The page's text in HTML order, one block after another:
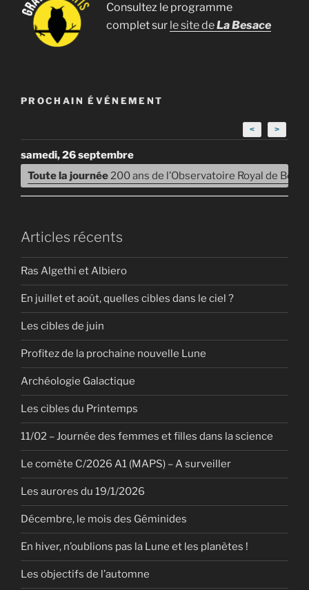
Consultez le programme
complet sur le site deLa Besace
PROCHAIN ÉVÉNEMENT
< >
samedi, 26 septembre
Toute la journée200 ans de l’Observatoire Royal de
Articles récents
Ras Algethi et Albiero
En juillet et août, quelles cibles dans le ciel ?
Les cibles de juin
Profitez de la prochaine nouvelle Lune
Archéologie Galactique
Les cibles du Printemps
11/02 – Journée des femmes et filles dans la science
Le comète C/2026 A1 (MAPS) – A surveiller
Les aurores du 19/1/2026
Décembre, le mois des Géminides
En hiver, n’oublions pas la Lune et les planètes !
Les objectifs de l’automne